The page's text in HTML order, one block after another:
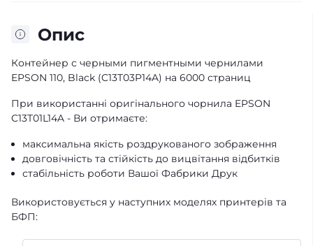
Опис
Контейнер с черными пигментными чернилами
EPSON 110, Black (C13T03P14A) на 6000 страниц
При використанні оригінального чорнила EPSON
C13T01L14A - Ви отримаєте:
максимальна якість роздрукованого зображення
довговічність та стійкість до вицвітання відбитків
стабільність роботи Вашої Фабрики Друк
Використовується у наступних моделях принтерів та
БФП: